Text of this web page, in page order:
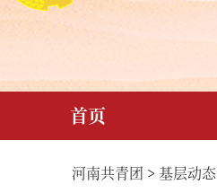
首页
河南共青团 > 基层动态